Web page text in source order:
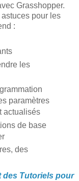
Grasshopper.
pour les
:
les
paramètres
actualisés
de base
des
des Tutoriels pour